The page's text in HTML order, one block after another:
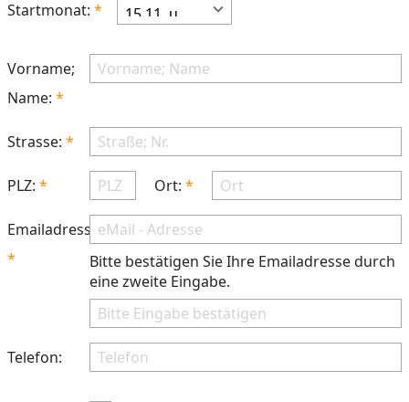
Startmonat:
Vorname;
Name:
Strasse:
PLZ: Ort:
Emailadresse:
Bitte bestätigen Sie Ihre Emailadresse durch
eine zweite Eingabe.
Telefon: